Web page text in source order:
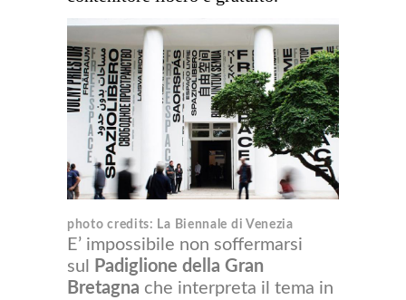
photo credits: La Biennale di Venezia
E’ impossibile non soffermarsi
sul
Padiglione della Gran
Bretagna che interpreta il tema in